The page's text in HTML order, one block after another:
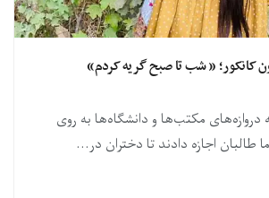
کانکور؛ « شب تا صبح گریه کردم»
مکتب‌ها و دانشگاه‌ها به روی
طالبان اجازه دادند تا دختران در...